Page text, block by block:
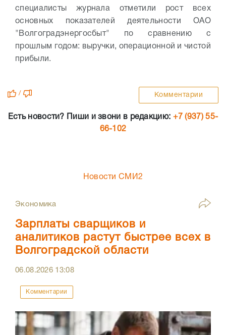
специалисты журнала отметили рост всех
основных показателей деятельности ОАО
"Волгоградэнергосбыт" по сравнению с
прошлым годом: выручки, операционной и чистой
прибыли.
/ Комментарии
Есть новости? Пиши и звони в редакцию: +7 (937) 55-
66-102
Новости СМИ2
Экономика
Зарплаты сварщиков и
аналитиков растут быстрее всех в
Волгоградской области
06.08.2026 13:08
Комментарии